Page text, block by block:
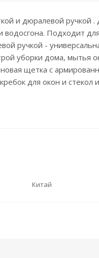
и дюралевой
Подходит
ручкой -
уборки дома, мытья
щетка с
для окон и
Китай